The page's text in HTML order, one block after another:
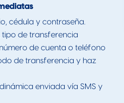
cédula y contraseña.
tipo de transferencia
de cuenta o teléfono
de transferencia y haz
enviada vía SMS y